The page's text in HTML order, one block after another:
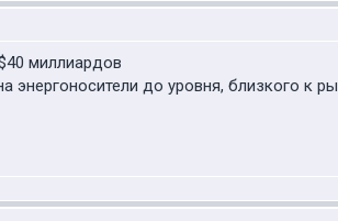
миллиардов
энергоносители до уровня, близкого к